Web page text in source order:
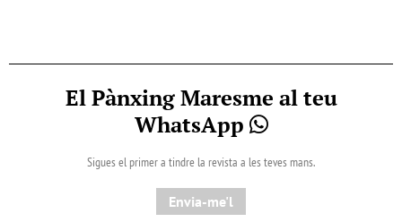
El Pànxing Maresme al teu
WhatsApp
Sigues el primer a tindre la revista a les teves mans.
Envia-me'l